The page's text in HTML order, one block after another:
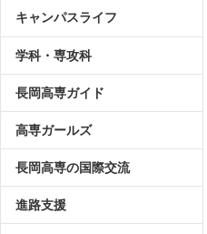
キャンパスライフ
学科・専攻科
長岡高専ガイド
高専ガールズ
長岡高専の国際交流
進路支援